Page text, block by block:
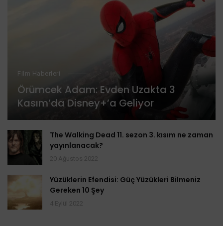
Film Haberleri
Örümcek Adam: Evden Uzakta 3
Kasım’da Disney+’a Geliyor
The Walking Dead 11. sezon 3. kısım ne zaman
yayınlanacak?
Yüzüklerin Efendisi: Güç Yüzükleri Bilmeniz
Gereken 10 Şey